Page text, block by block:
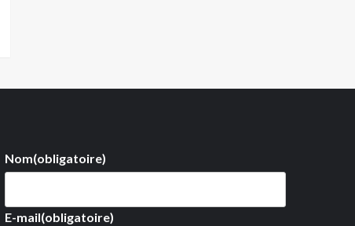
Nom(obligatoire)
E-mail(obligatoire)